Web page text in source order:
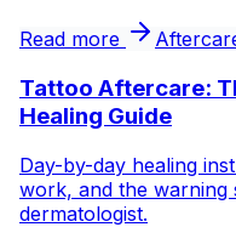
Read more
Tattoo Aftercare:
Healing Guide
Day-by-day healing
work, and the warning
dermatologist.